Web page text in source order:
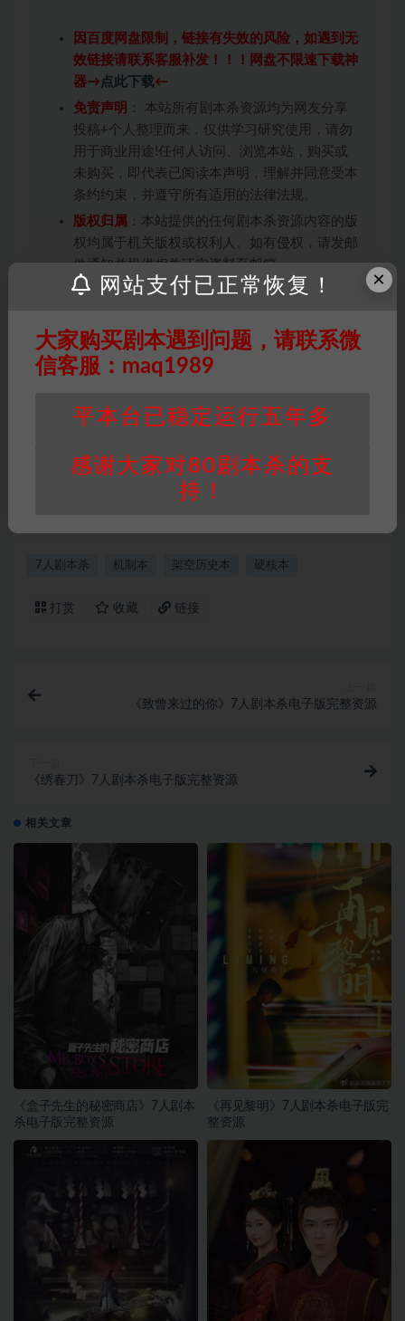
因百度网盘限制，链接有失效的风险，如遇到无
效链接请联系客服补发！！！网盘不限速下载神
器→ 点此下载←
免责声明 ： 本站所有剧本杀资源均为网友分享
投稿+个人整理而来，仅供学习研究使用，请勿
用于商业用途!任何人访问、浏览本站，购买或
未购买，即代表已阅读本声明，理解并同意受本
条约约束，并遵守所有适用的法律法规。
版权归属 ：本站提供的任何剧本杀资源内容的版
权均属于机关版权或权利人。如有侵权，请发邮
件通知并提供相关证实资料至邮箱
448271243@qq.com，如若情况属实，我们将
积分说明∶剧本杀下载所需积分非剧本杀资源自
身价值，本站积分为本站收取的赞助费，用于本
站整理资料的时间成本及网站运营所需支出费
重要提醒∶任何情况下，本站及相关人士对于访
承担任何责任。未经许可的【搬运】和【账号共
享】可能会被取消VIP，恕不另行通知！
7人剧本杀 机制本 架空历史本 硬核本
打赏 收藏 链接
《致曾来过的你》7人剧本杀电子版完整资源
《绣春刀》7人剧本杀电子版完整资源
相关文章
《盒子先生的秘密商店》7人剧本
杀电子版完整资源
《再见黎明》7人剧本杀电子版完
整资源
×
网站支付已正常恢复！
大家购买剧本遇到问题，请联系微
信客服：maq1989
平本台已稳定运行五年多
感谢大家对80剧本杀的支
持！